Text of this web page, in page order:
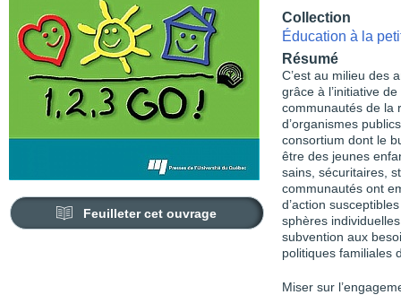
Feuilleter cet ouvrage
Collection
Éducation à la
Résumé
C’est au milieu des
grâce à l’initiative
communautés de la
d’organismes
consortium dont le
être des jeunes
sains, sécuritaires,
communautés ont
d’action
sphères
subvention aux
politiques familiales
Miser sur